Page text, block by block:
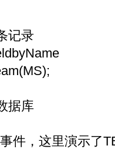
记录
据库
件，这里演示了